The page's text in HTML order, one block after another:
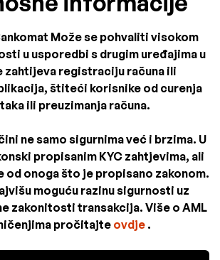
Može se pohvaliti visokom
u usporedbi s drugim uređajima u
zahtijeva registraciju računa ili
štiteći korisnike od curenja
ili preuzimanja računa.
ne samo sigurnima već i brzima. U
propisanim KYC zahtjevima, ali
od onoga što je propisano zakonom.
moguću razinu sigurnosti uz
zakonitosti transakcija. Više o AML
pročitajte ovdje.